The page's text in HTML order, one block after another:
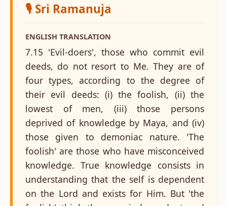
🎙️ Sri Ramanuja
ENGLISH TRANSLATION
7.15 'Evil-doers', those who commit evil
deeds, do not resort to Me. They are of
four types, according to the degree of
their evil deeds: (i) the foolish, (ii) the
lowest of men, (iii) those persons
deprived of knowledge by Maya, and (iv)
those given to demoniac nature. 'The
foolish' are those who have misconceived
knowledge. True knowledge consists in
understanding that the self is dependent
on the Lord and exists for Him. But 'the